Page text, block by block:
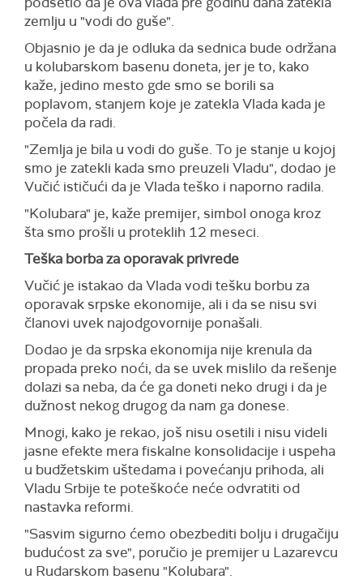
zemlju u "vodi do guše".
Objasnio je da je odluka da sednica bude održana
u kolubarskom basenu doneta, jer je to, kako
kaže, jedino mesto gde smo se borili sa
poplavom, stanjem koje je zatekla Vlada kada je
počela da radi.
"Zemlja je bila u vodi do guše. To je stanje u kojoj
smo je zatekli kada smo preuzeli Vladu", dodao je
Vučić ističući da je Vlada teško i naporno radila.
"Kolubara" je, kaže premijer, simbol onoga kroz
šta smo prošli u proteklih 12 meseci.
Teška borba za oporavak privrede
Vučić je istakao da Vlada vodi tešku borbu za
oporavak srpske ekonomije, ali i da se nisu svi
članovi uvek najodgovornije ponašali.
Dodao je da srpska ekonomija nije krenula da
propada preko noći, da se uvek mislilo da rešenje
dolazi sa neba, da će ga doneti neko drugi i da je
dužnost nekog drugog da nam ga donese.
Mnogi, kako je rekao, još nisu osetili i nisu videli
jasne efekte mera fiskalne konsolidacije i uspeha
u budžetskim uštedama i povećanju prihoda, ali
Vladu Srbije te poteškoće neće odvratiti od
nastavka reformi.
"Sasvim sigurno ćemo obezbediti bolju i drugačiju
budućost za sve", poručio je premijer u Lazarevcu
u Rudarskom basenu "Kolubara".